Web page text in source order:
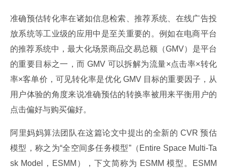
准确预估转化率在诸如信息检索、推荐系统、在线广告投
放系统等工业级的应用中是至关重要的。例如在电商平台
的推荐系统中，最大化场景商品交易总额（GMV）是平台
的重要目标之一，而 GMV 可以拆解为流量×点击率×转化
率×客单价，可见转化率是优化 GMV 目标的重要因子，从
用户体验的角度来说准确预估的转换率被用来平衡用户的
点击偏好与购买偏好。
阿里妈妈算法团队在这篇论文中提出的全新的 CVR 预估
模型，称之为“全空间多任务模型”（Entire Space Multi-Ta
sk Model，ESMM），下文简称为 ESMM 模型。ESMM